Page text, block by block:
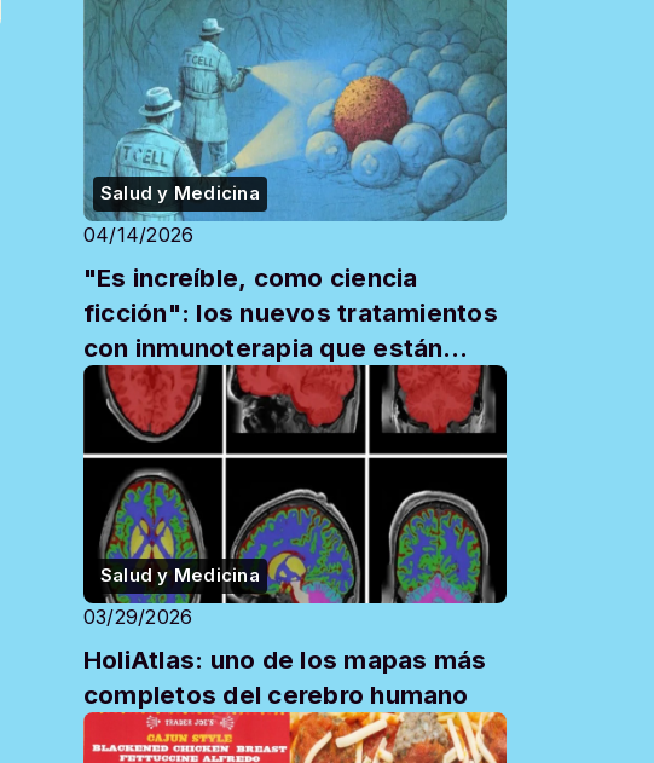
Salud y Medicina
04/14/2026
"Es increíble, como ciencia
ficción": los nuevos tratamientos
con inmunoterapia que están
eliminando el cáncer
Salud y Medicina
03/29/2026
HoliAtlas: uno de los mapas más
completos del cerebro humano